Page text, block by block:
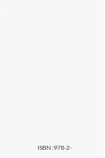
ISBN :978-2-